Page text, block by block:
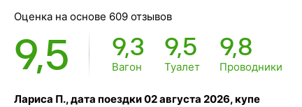
Оценка на основе 609 отзывов
9,5 9,3
Вагон
9,5
Туалет
9,8
Проводники
Лариса П., дата поездки 02 августа 2026, купе